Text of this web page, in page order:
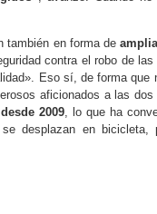
también en forma de
contra el robo de
Eso sí, de forma que
aficionados a las
2009, lo que ha
desplazan en